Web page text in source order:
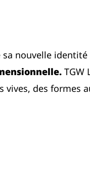
sa nouvelle
TGW
vives, des formes